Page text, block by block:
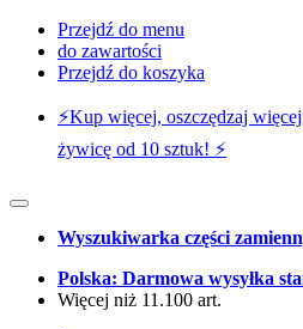
Przejdź do menu
do zawartości
Przejdź do koszyka
⚡️Kup więcej, oszczędzaj
żywicę od 10 sztuk! ⚡️
Wyszukiwarka części
Polska: Darmowa wysyłka
Więcej niż 11.100 art.